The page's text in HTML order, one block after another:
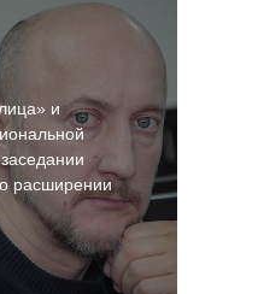
и
расширении